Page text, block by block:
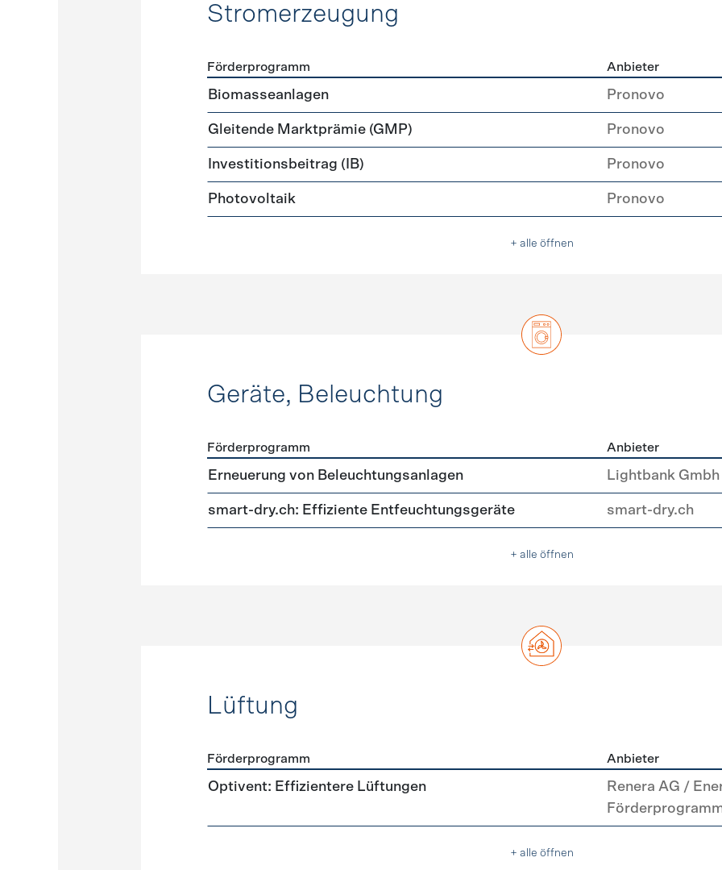
Stromerzeugung
Förderprogramme
Förderprogramm Anbieter
Biomasseanlagen Pronovo
Gleitende Marktprämie (GMP) Pronovo
Investitionsbeitrag (IB) Pronovo
Photovoltaik Pronovo
+ alle öffnen
Geräte, Beleuchtung
Förderprogramme Geräte, Beleuchtung
Förderprogramm Anbieter
Erneuerung von Beleuchtungsanlagen Lightbank Gmbh
smart-dry.ch: Effiziente Entfeuchtungsgeräte smart-dry.ch
+ alle öffnen
Lüftung
Förderprogramme Lüftung
Förderprogramm Anbieter
Optivent: Effizientere Lüftungen
Renera AG /
+ alle öffnen